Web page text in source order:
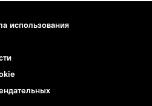
использования